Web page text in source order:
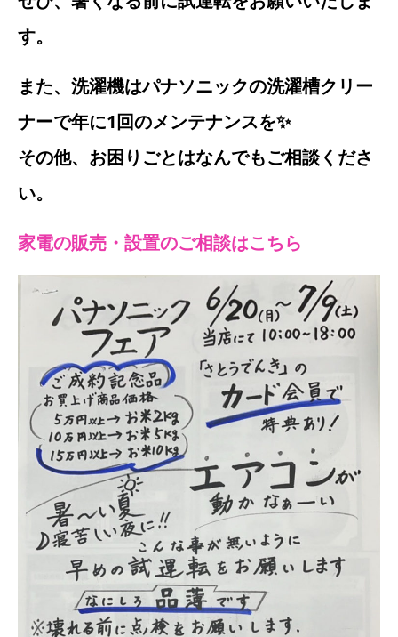
す。
また、洗濯機はパナソニックの洗濯槽クリー
ナーで年に1回のメンテナンスを✨
その他、お困りごとはなんでもご相談くださ
い。
家電の販売・設置のご相談はこちら